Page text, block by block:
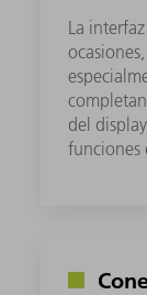
La
del
funciones